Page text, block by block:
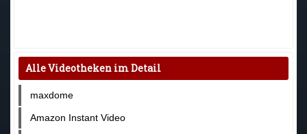
Alle Videotheken im Detail
maxdome
Amazon Instant Video